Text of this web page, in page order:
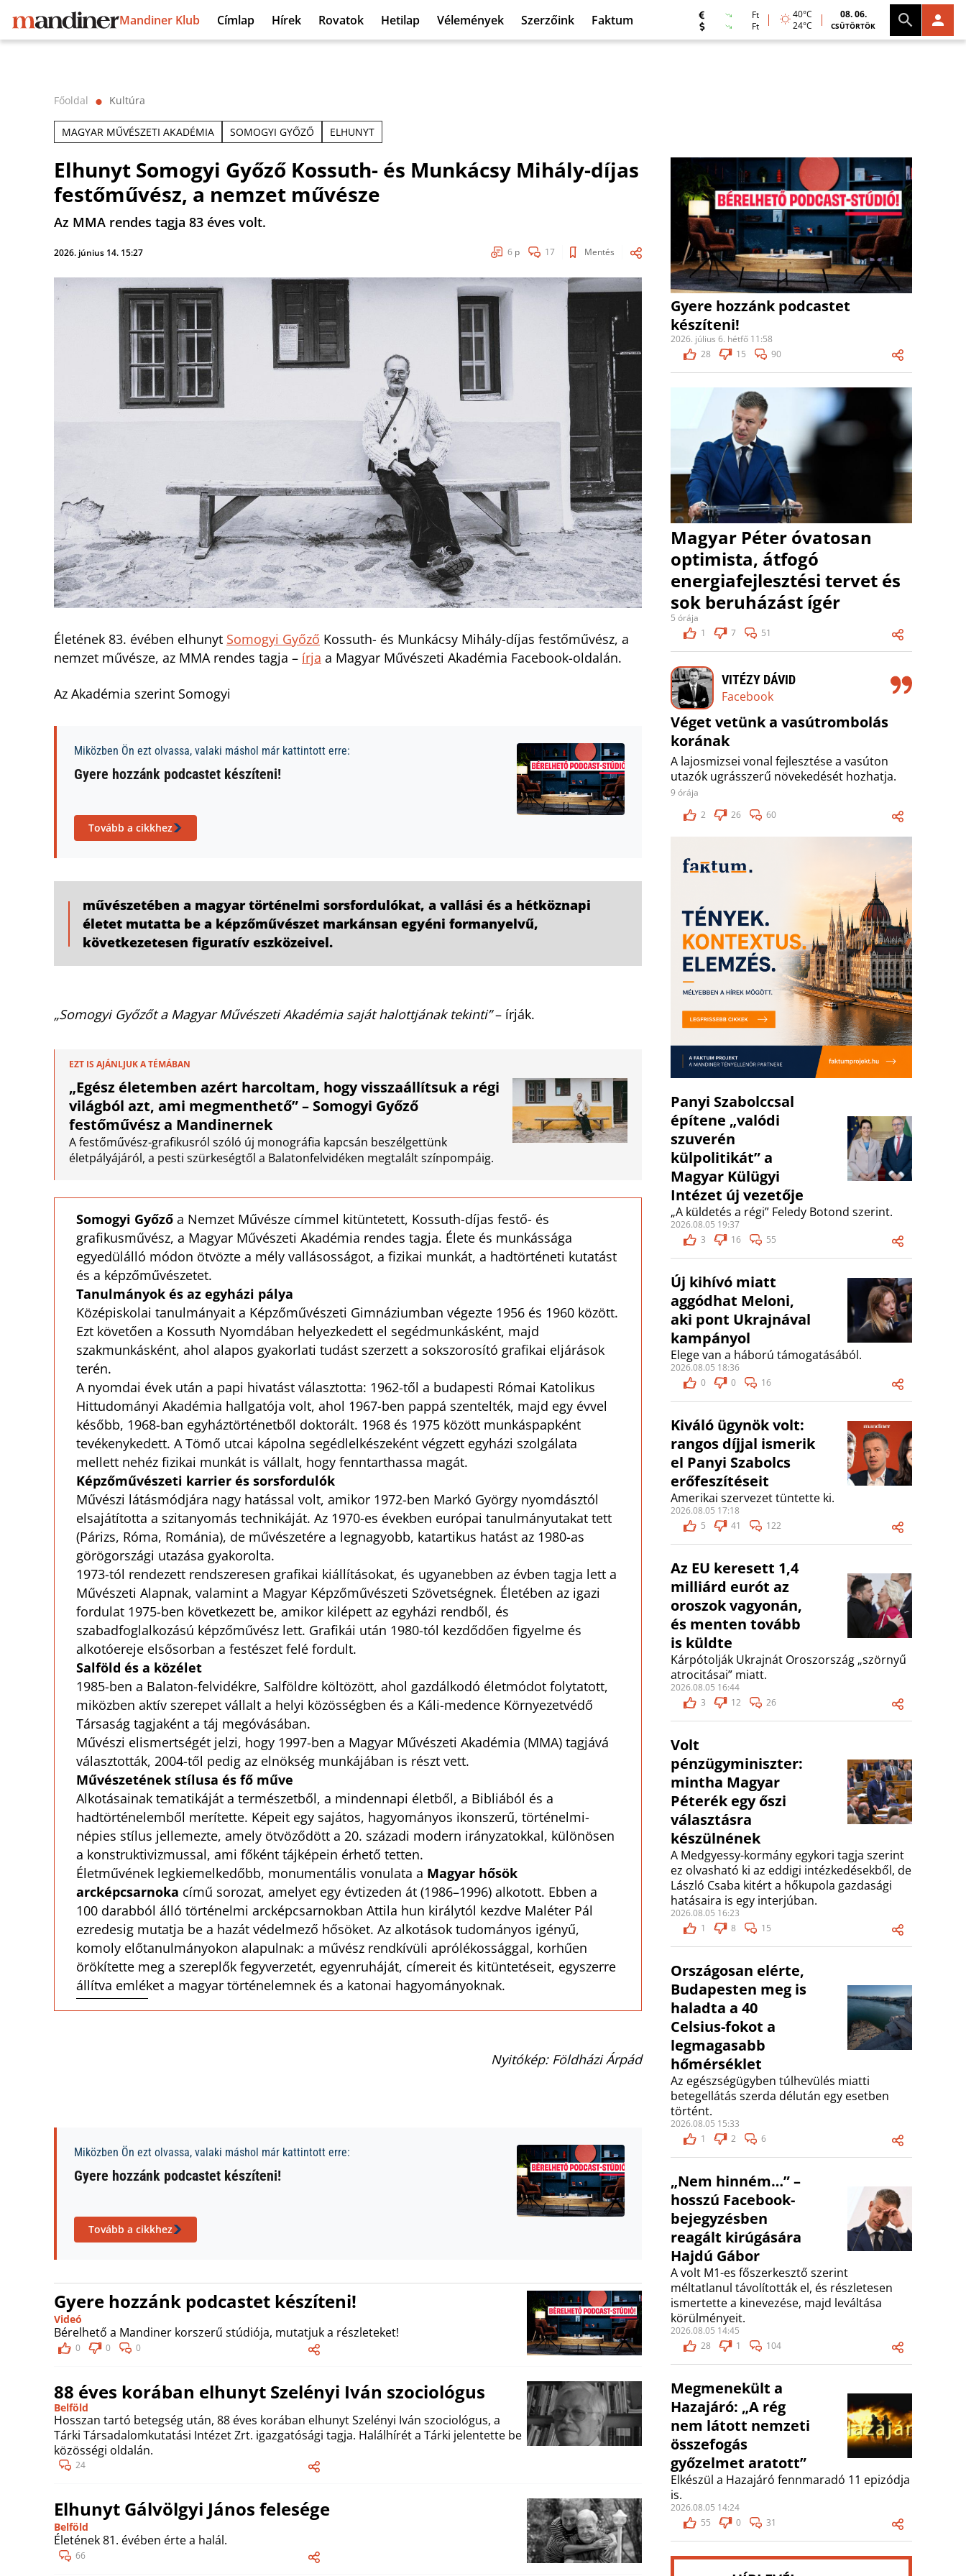
Mandiner Klub Címlap Hírek Rovatok Hetilap Vélemények Szerzőink Faktum
Ft
Ft
40°C
24°C
08. 06.
CSÜTÖRTÖK
Főoldal ⬤ Kultúra
MAGYAR MŰVÉSZETI AKADÉMIA SOMOGYI GYŐZŐ ELHUNYT
Elhunyt Somogyi Győző Kossuth- és Munkácsy Mihály-díjas
festőművész, a nemzet művésze
Az MMA rendes tagja 83 éves volt.
2026. június 14. 15:27 6 p 17 Mentés
Életének 83. évében elhunyt Somogyi Győző Kossuth- és Munkácsy Mihály-díjas festőművész, a
nemzet művésze, az MMA rendes tagja – írja a Magyar Művészeti Akadémia Facebook-oldalán.
Az Akadémia szerint Somogyi
Miközben Ön ezt olvassa, valaki máshol már kattintott erre:
Gyere hozzánk podcastet készíteni!
Tovább a cikkhez
művészetében a magyar történelmi sorsfordulókat, a vallási és a hétköznapi
életet mutatta be a képzőművészet markánsan egyéni formanyelvű,
következetesen figuratív eszközeivel.
„Somogyi Győzőt a Magyar Művészeti Akadémia saját halottjának tekinti”– írják.
EZT IS AJÁNLJUK A TÉMÁBAN
„Egész életemben azért harcoltam, hogy visszaállítsuk a régi
világból azt, ami megmenthető” – Somogyi Győző
festőművész a Mandinernek
A festőművész-grafikusról szóló új monográfia kapcsán beszélgettünk
életpályájáról, a pesti szürkeségtől a Balatonfelvidéken megtalált színpompáig.
Somogyi Győző a Nemzet Művésze címmel kitüntetett, Kossuth-díjas festő- és
grafikusművész, a Magyar Művészeti Akadémia rendes tagja. Élete és munkássága
egyedülálló módon ötvözte a mély vallásosságot, a fizikai munkát, a hadtörténeti kutatást
és a képzőművészetet.
Tanulmányok és az egyházi pálya
Középiskolai tanulmányait a Képzőművészeti Gimnáziumban végezte 1956 és 1960 között.
Ezt követően a Kossuth Nyomdában helyezkedett el segédmunkásként, majd
szakmunkásként, ahol alapos gyakorlati tudást szerzett a sokszorosító grafikai eljárások
terén.
A nyomdai évek után a papi hivatást választotta: 1962-től a budapesti Római Katolikus
Hittudományi Akadémia hallgatója volt, ahol 1967-ben pappá szentelték, majd egy évvel
később, 1968-ban egyháztörténetből doktorált. 1968 és 1975 között munkáspapként
tevékenykedett. A Tömő utcai kápolna segédlelkészeként végzett egyházi szolgálata
mellett nehéz fizikai munkát is vállalt, hogy fenntarthassa magát.
Képzőművészeti karrier és sorsfordulók
Művészi látásmódjára nagy hatással volt, amikor 1972-ben Markó György nyomdásztól
elsajátította a szitanyomás technikáját. Az 1970-es években európai tanulmányutakat tett
(Párizs, Róma, Románia), de művészetére a legnagyobb, katartikus hatást az 1980-as
görögországi utazása gyakorolta.
1973-tól rendezett rendszeresen grafikai kiállításokat, és ugyanebben az évben tagja lett a
Művészeti Alapnak, valamint a Magyar Képzőművészeti Szövetségnek. Életében az igazi
fordulat 1975-ben következett be, amikor kilépett az egyházi rendből, és
szabadfoglalkozású képzőművész lett. Grafikái után 1980-tól kezdődően figyelme és
alkotóereje elsősorban a festészet felé fordult.
Salföld és a közélet
1985-ben a Balaton-felvidékre, Salföldre költözött, ahol gazdálkodó életmódot folytatott,
miközben aktív szerepet vállalt a helyi közösségben és a Káli-medence Környezetvédő
Társaság tagjaként a táj megóvásában.
Művészi elismertségét jelzi, hogy 1997-ben a Magyar Művészeti Akadémia (MMA) tagjává
választották, 2004-től pedig az elnökség munkájában is részt vett.
Művészetének stílusa és fő műve
Alkotásainak tematikáját a természetből, a mindennapi életből, a Bibliából és a
hadtörténelemből merítette. Képeit egy sajátos, hagyományos ikonszerű, történelmi-
népies stílus jellemezte, amely ötvöződött a 20. századi modern irányzatokkal, különösen
a konstruktivizmussal, ami főként tájképein érhető tetten.
Életművének legkiemelkedőbb, monumentális vonulata a Magyar hősök
arcképcsarnoka című sorozat, amelyet egy évtizeden át (1986–1996) alkotott. Ebben a
100 darabból álló történelmi arcképcsarnokban Attila hun királytól kezdve Maléter Pál
ezredesig mutatja be a hazát védelmező hősöket. Az alkotások tudományos igényű,
komoly előtanulmányokon alapulnak: a művész rendkívüli aprólékossággal, korhűen
örökítette meg a szereplők fegyverzetét, egyenruháját, címereit és kitüntetéseit, egyszerre
állítva emléket a magyar történelemnek és a katonai hagyományoknak.
Nyitókép: Földházi Árpád
Miközben Ön ezt olvassa, valaki máshol már kattintott erre:
Gyere hozzánk podcastet készíteni!
Tovább a cikkhez
Gyere hozzánk podcastet készíteni!
Videó
Bérelhető a Mandiner korszerű stúdiója, mutatjuk a részleteket!
0 0 0
88 éves korában elhunyt Szelényi Iván szociológus
Belföld
Hosszan tartó betegség után, 88 éves korában elhunyt Szelényi Iván szociológus, a
Tárki Társadalomkutatási Intézet Zrt. igazgatósági tagja. Halálhírét a Tárki jelentette be
közösségi oldalán.
24
Elhunyt Gálvölgyi János felesége
Belföld
Életének 81. évében érte a halál.
66
Gyere hozzánk podcastet
készíteni!
2026. július 6. hétfő 11:58
28
15 90
Magyar Péter óvatosan
optimista, átfogó
energiafejlesztési tervet és
sok beruházást ígér
5 órája
1
7 51
VITÉZY DÁVID
Facebook
Véget vetünk a vasútrombolás
korának
A lajosmizsei vonal fejlesztése a vasúton
utazók ugrásszerű növekedését hozhatja.
9 órája
2
26 60
Panyi Szabolccsal
építene „valódi
szuverén
külpolitikát” a
Magyar Külügyi
Intézet új vezetője
„A küldetés a régi” Feledy Botond szerint.
2026.08.05 19:37
3
16 55
Új kihívó miatt
aggódhat Meloni,
aki pont Ukrajnával
kampányol
Elege van a háború támogatásából.
2026.08.05 18:36
0
0 16
Kiváló ügynök volt:
rangos díjjal ismerik
el Panyi Szabolcs
erőfeszítéseit
Amerikai szervezet tüntette ki.
2026.08.05 17:18
5
41 122
Az EU keresett 1,4
milliárd eurót az
oroszok vagyonán,
és menten tovább
is küldte
Kárpótolják Ukrajnát Oroszország „szörnyű
atrocitásai” miatt.
2026.08.05 16:44
3
12 26
Volt
pénzügyminiszter:
mintha Magyar
Péterék egy őszi
választásra
készülnének
A Medgyessy-kormány egykori tagja szerint
ez olvasható ki az eddigi intézkedésekből, de
László Csaba kitért a hőkupola gazdasági
hatásaira is egy interjúban.
2026.08.05 16:23
1
8 15
Országosan elérte,
Budapesten meg is
haladta a 40
Celsius-fokot a
legmagasabb
hőmérséklet
Az egészségügyben túlhevülés miatti
betegellátás szerda délután egy esetben
történt.
2026.08.05 15:33
1
2 6
„Nem hinném…” –
hosszú Facebook-
bejegyzésben
reagált kirúgására
Hajdú Gábor
A volt M1-es főszerkesztő szerint
méltatlanul távolították el, és részletesen
ismertette a kinevezése, majd leváltása
körülményeit.
2026.08.05 14:45
28
1 104
Megmenekült a
Hazajáró: „A rég
nem látott nemzeti
összefogás
győzelmet aratott”
Elkészül a Hazajáró fennmaradó 11 epizódja
is.
2026.08.05 14:24
55
0 31